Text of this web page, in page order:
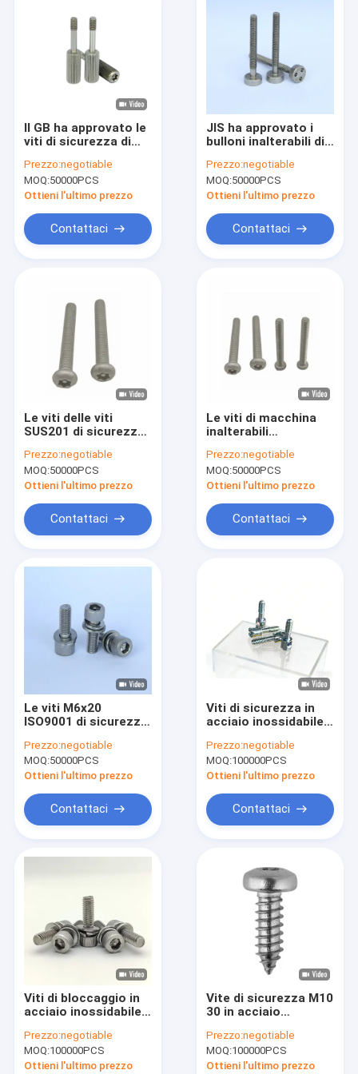
Prodotti
Chi Siamo
Visita alla fabbrica
Notizie
Casi
Richiedi un preventivo
Viti di sicurezza di acciaio inossidabile
Viti autofilettanti di acciaio inossidabile
Viti di macchina di acciaio inossidabile
Viti del contrappeso di acciaio inossidabile
Vite di adeguamento eccentrica
Viti del contatore elettrico
Fermo intestato freddo
Viti di macchina extra-lunghe
Anti vite d'allentamento
Fermo non standard
Pin dell'albero motore
Il GB ha approvato le
viti di sicurezza di
T45 vite Torx SS316
Prezzo:negotiable
MOQ:50000PCS
Ottieni l'ultimo prezzo
Contattaci
JIS ha approvato i
bulloni inalterabili di
sicurezza M6 avvita
l'anti furto
Prezzo:negotiable
MOQ:50000PCS
Ottieni l'ultimo prezzo
Contattaci
Le viti delle viti
SUS201 di sicurezza
inossidabile di
Dacromet hanno
anodizzato Niplated
Prezzo:negotiable
MOQ:50000PCS
Ottieni l'ultimo prezzo
Contattaci
Le viti di macchina
inalterabili
M4x35 SUS316 hanno
passivato
Prezzo:negotiable
MOQ:50000PCS
Ottieni l'ultimo prezzo
Contattaci
Le viti M6x20
ISO9001 di sicurezza
inossidabile della
testa esagonale
hanno approvato Pin
Prezzo:negotiable
MOQ:50000PCS
Ottieni l'ultimo prezzo
Contattaci
Viti di sicurezza in
acciaio inossidabile
spessore M10 30
Resistenza alla
corrosione Buona
applicazioni
industriali
Prezzo:negotiable
MOQ:100000PCS
Ottieni l'ultimo prezzo
Contattaci
Viti di bloccaggio in
acciaio inossidabile
personalizzabile
Componenti per
carichi pesanti
Prezzo:negotiable
MOQ:100000PCS
Ottieni l'ultimo prezzo
Vite di sicurezza M10
30 in acciaio
testa esagonale
esterna, spessore
personalizzabile,
Prezzo:negotiable
MOQ:100000PCS
Ottieni l'ultimo prezzo